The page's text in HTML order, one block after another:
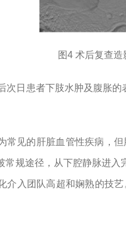
图4 术后复查
次日患者下肢水肿及腹胀
常见的肝脏血管性疾病，
常规途径，从下腔静脉进
介入团队高超和娴熟的技